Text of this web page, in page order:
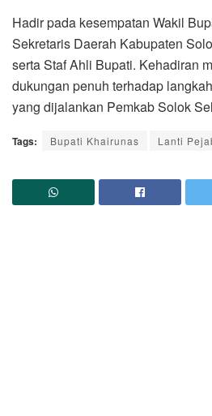
Hadir pada kesempatan Wakil
Sekretaris Daerah Kabupaten
serta Staf Ahli Bupati. Kehadiran
dukungan penuh terhadap
yang dijalankan Pemkab Solok
Tags: Bupati Khairunas Lanti